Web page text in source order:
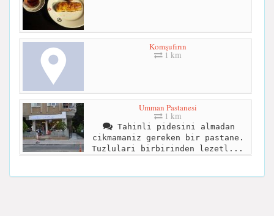
Komşufırın
1 km
Umman Pastanesi
1 km
Tahinli pidesini almadan
cikmamaniz gereken bir pastane.
Tuzlulari birbirinden lezetl...